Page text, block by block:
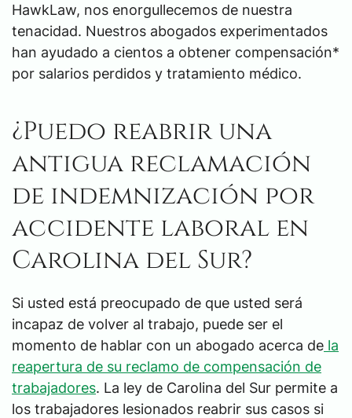
HawkLaw, nos enorgullecemos de nuestra
tenacidad. Nuestros abogados experimentados
han ayudado a cientos a obtener compensación*
por salarios perdidos y tratamiento médico.
¿Puedo reabrir una
antigua reclamación
de indemnización por
accidente laboral en
Carolina del Sur?
Si usted está preocupado de que usted será
incapaz de volver al trabajo, puede ser el
momento de hablar con un abogado acerca de la
reapertura de su reclamo de compensación de
trabajadores. La ley de Carolina del Sur permite a
los trabajadores lesionados reabrir sus casos si